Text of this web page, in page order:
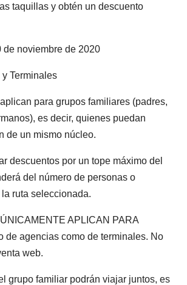
taquillas y obtén un descuento
de noviembre de 2020
Terminales
para grupos familiares (padres,
es decir, quienes puedan
de un mismo núcleo.
descuentos por un tope máximo del
del número de personas o
ruta seleccionada.
APLICAN PARA
de agencias como de terminales. No
web.
grupo familiar podrán viajar juntos, es